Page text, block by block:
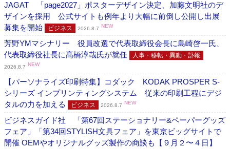
JAGAT 「page2027」ポスターデザイン決定、加藤文明社のデ
ザインを採用 公式サイトも例年より大幅に前倒し公開し出展
募集を開始
ビジネス 2026.8.7 NEW
芳野YMマシナリー 役員改選で代表取締役会長に島崎啓一氏、
代表取締役社長に髙橋淳哉氏が就任
人事・移転・異動・訃報
2026.8.7 NEW
【パーソナライズ印刷特集】コダック KODAK PROSPER S-
シリーズ インプリンティングシステム 従来の印刷工程にデジ
タルの力を加える
ビジネス 2026.8.7 NEW
ビジネスガイド社 「第67回ステーショナリー&ペーパーグッズ
フェア」「第34回STYLISH文具フェア」を東京ビッグサイトで
開催 OEMやオリジナルグッズ製作の商談も【９月２〜４日】